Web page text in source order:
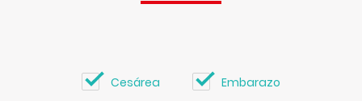
Cesárea Embarazo